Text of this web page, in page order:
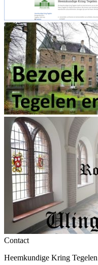
Contact
Heemkundige Kring Tegelen